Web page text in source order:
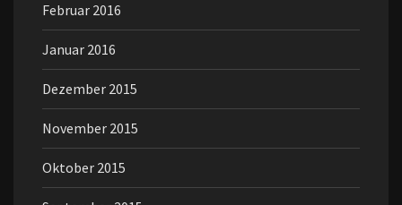
Februar 2016
Januar 2016
Dezember 2015
November 2015
Oktober 2015